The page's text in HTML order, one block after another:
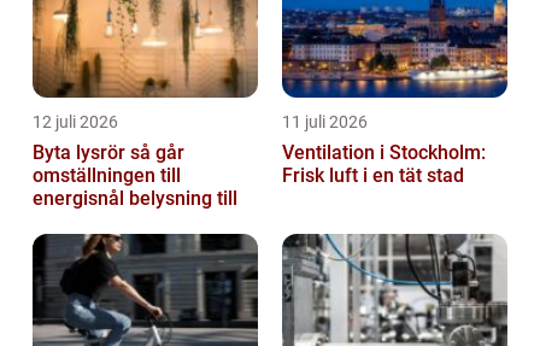
12 juli 2026
Byta lysrör så går
omställningen till
energisnål belysning till
11 juli 2026
Ventilation i Stockholm:
Frisk luft i en tät stad